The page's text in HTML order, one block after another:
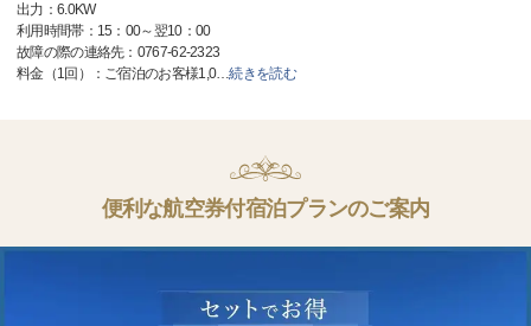
出力：6.0KW
利用時間帯：15：00～翌10：00
故障の際の連絡先：0767-62-2323
料金（1回）：ご宿泊のお客様1,0…続きを読む
便利な航空券付宿泊プランのご案内